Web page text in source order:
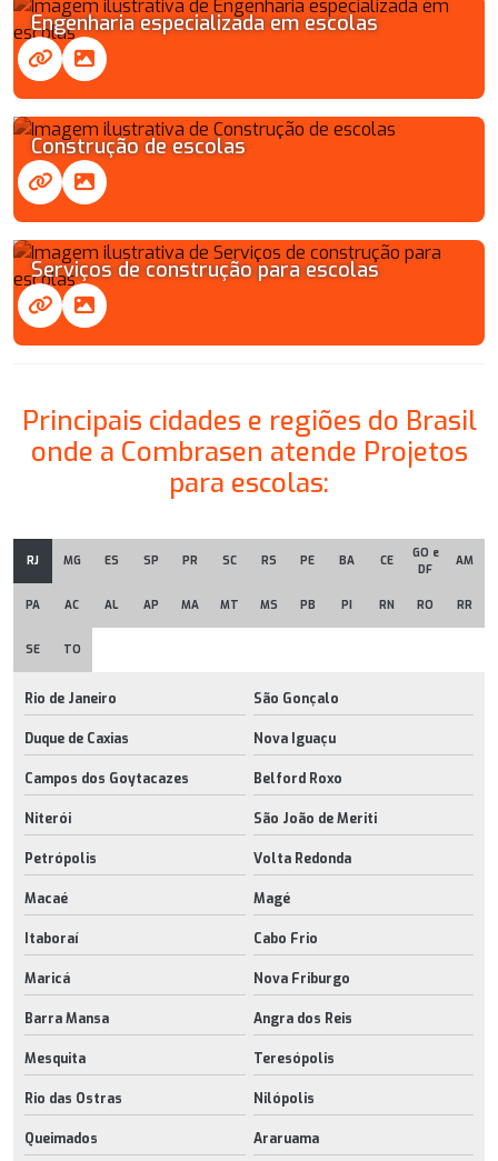
Engenharia especializada em escolas
Construção de escolas
Serviços de construção para escolas
Principais cidades e regiões do Brasil
onde a Combrasen atende Projetos
para escolas:
RJ MG ES SP PR SC RS PE BA CE
GO e
DF
AM
PA AC AL AP MA MT MS PB PI RN RO RR
SE TO
Rio de Janeiro São Gonçalo
Duque de Caxias Nova Iguaçu
Campos dos Goytacazes Belford Roxo
Niterói São João de Meriti
Petrópolis Volta Redonda
Macaé Magé
Itaboraí Cabo Frio
Maricá Nova Friburgo
Barra Mansa Angra dos Reis
Mesquita Teresópolis
Rio das Ostras Nilópolis
Queimados Araruama